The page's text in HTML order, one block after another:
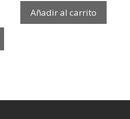
Añadir al carrito